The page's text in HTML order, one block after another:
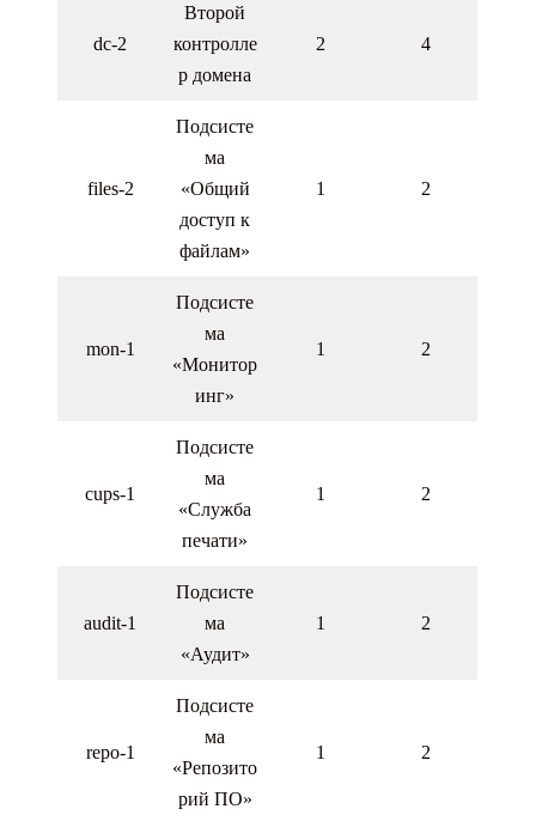
dc-2
Второй
контролле
р домена
2 4
files-2
Подсисте
ма
«Общий
доступ к
файлам»
1 2
mon-1
Подсисте
ма
«Монитор
инг»
1 2
cups-1
Подсисте
ма
«Служба
печати»
1 2
audit-1
Подсисте
ма
«Аудит»
1 2
repo-1
Подсисте
ма
«Репозито
рий ПО»
1 2